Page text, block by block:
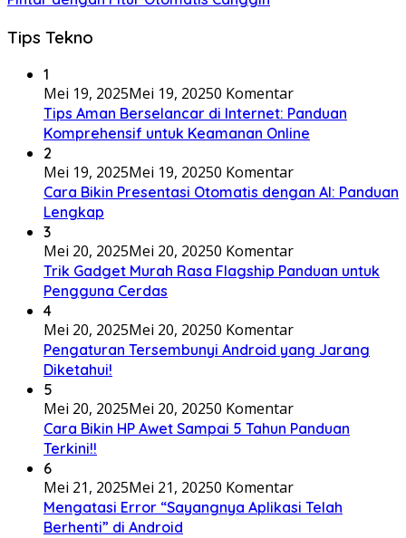
Tips Tekno
1
Mei 19, 2025Mei 19, 20250 Komentar
Tips Aman Berselancar di Internet: Panduan
Komprehensif untuk Keamanan Online
2
Mei 19, 2025Mei 19, 20250 Komentar
Cara Bikin Presentasi Otomatis dengan AI: Panduan
Lengkap
3
Mei 20, 2025Mei 20, 20250 Komentar
Trik Gadget Murah Rasa Flagship Panduan untuk
Pengguna Cerdas
4
Mei 20, 2025Mei 20, 20250 Komentar
Pengaturan Tersembunyi Android yang Jarang
Diketahui!
5
Mei 20, 2025Mei 20, 20250 Komentar
Cara Bikin HP Awet Sampai 5 Tahun Panduan
Terkini!!
6
Mei 21, 2025Mei 21, 20250 Komentar
Mengatasi Error “Sayangnya Aplikasi Telah
Berhenti” di Android